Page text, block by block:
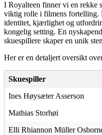
I Royalteen finner vi en rekke
viktig rolle i filmens fortelling.
identitet, kjærlighet og
kongelig setting. En
skuespillere skaper en unik
Her er en detaljert oversikt
Skuespiller
Ines Høysæter Asserson
Mathias Storhøi
Elli Rhiannon Müller